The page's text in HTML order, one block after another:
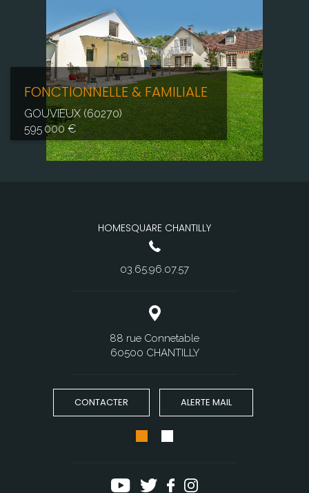
FONCTIONNELLE & FAMILIALE
GOUVIEUX (60270)
595 000 €
HOMESQUARE CHANTILLY
03.65.96.07.57
88 rue Connetable
60500 CHANTILLY
CONTACTER ALERTE MAIL